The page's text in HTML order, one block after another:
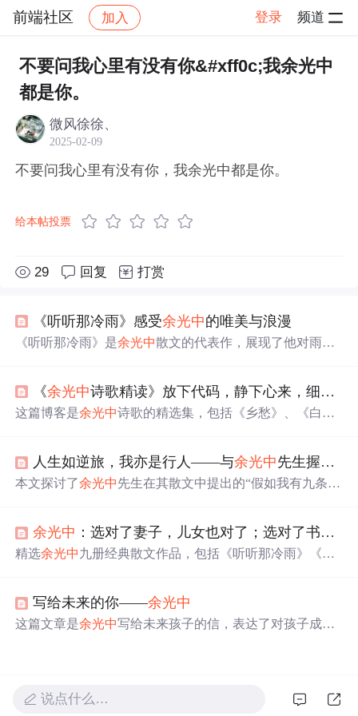
前端社区 加入 登录 频道
社区 前端社区 感慨 帖子详情
不要问我心里有没有你&#xff0c;我余光中
都是你。
微风徐徐、
2025-02-09
不要问我心里有没有你，我余光中都是你。
给本帖投票
29 回复 打赏
《听听那冷雨》感受余光中的唯美与浪漫
《听听那冷雨》是余光中散文的代表作，展现了他对雨的
文学造诣和广阔兴趣。从‘万里长城’的古朴沧桑到‘南半球
的冬天’的遥远想象，再到‘听听那冷雨’的诗意氛围，每一
等，展示了余光中 对生活和文化的独特洞察。
《余光中诗歌精读》放下代码，静下心来，细细品读
这篇博客是余光中诗歌的精选集，包括《乡愁》、《白
界。透过文字，读者可以感受到余光中对生活、历史和文
化的深刻洞察。
人生如逆旅，我亦是行人——与余光中先生握一次手（一）
本文探讨了余光中先生在其散文中提出的“假如我有九条
章通过余光中的个人经历，反映了他对于生活、家庭、文
学创作及个人成长的深刻理解。
余光中 ：选对了妻子，儿女也对了；选对了书，人生也对了丨好书优选
精选余光中九册经典散文作品，包括《听听那冷雨》《逍
独特见解。
写给未来的你——余光中
这篇文章是余光中写给未来孩子的信，表达了对孩子成为
说点什么…